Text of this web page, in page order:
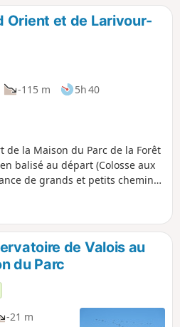
d’argile se retrouve dans
des ouvrages
des portes symbolisent
quiétude et invitent par leur
à la discrétion. Un peu plus loin,
évoquent le patrimoine
sur les traces de
Orient et de Larivour-
-115 m
5h 40
de la Maison du Parc de la Forêt
balisé au départ (Colosse aux
de grands et petits chemins
de Valois au
du Parc
-21 m